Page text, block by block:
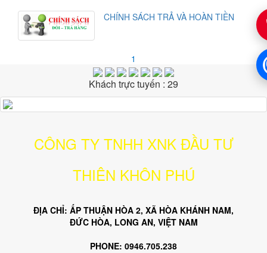
CHÍNH SÁCH TRẢ VÀ HOÀN TIỀN
1
Khách trực tuyến : 29
CÔNG TY TNHH XNK ĐẦU TƯ
THIÊN KHÔN PHÚ
ĐỊA CHỈ: ẤP THUẬN HÒA 2, XÃ HÒA KHÁNH NAM,
ĐỨC HÒA, LONG AN, VIỆT NAM
PHONE: 0946.705.238